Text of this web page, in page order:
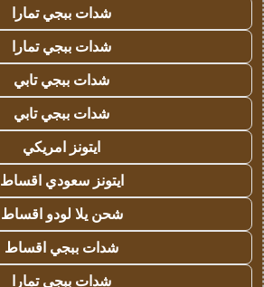
شدات ببجي تمارا
شدات ببجي تمارا
شدات ببجي تابي
شدات ببجي تابي
ايتونز امريكي
ايتونز سعودي اقساط
شحن يلا لودو اقساط
شدات ببجي اقساط
شدات ببجي تمارا